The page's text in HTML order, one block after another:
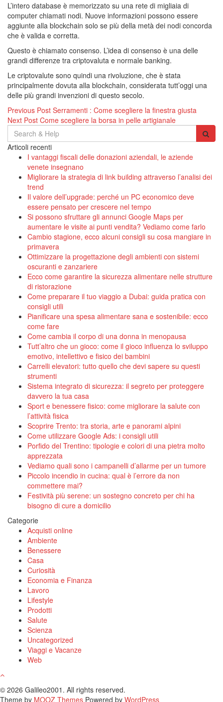
L’intero database è memorizzato su una rete di migliaia di
computer chiamati nodi. Nuove informazioni possono essere
aggiunte alla blockchain solo se più della metà dei nodi concorda
che è valida e corretta.
Questo è chiamato consenso. L’idea di consenso è una delle
grandi differenze tra criptovaluta e normale banking.
Le criptovalute sono quindi una rivoluzione, che è stata
principalmente dovuta alla blockchain, considerata tutt’oggi una
delle più grandi invenzioni di questo secolo.
Navigazione
articoli
Previous Post Serramenti : Come scegliere la finestra giusta
Next Post Come scegliere la borsa in pelle artigianale
Search
for:
Articoli recenti
I vantaggi fiscali delle donazioni aziendali, le aziende
venete insegnano
Migliorare la strategia di link building attraverso l’analisi dei
trend
Il valore dell’upgrade: perché un PC economico deve
essere pensato per crescere nel tempo
Si possono sfruttare gli annunci Google Maps per
aumentare le visite ai punti vendita? Vediamo come farlo
Cambio stagione, ecco alcuni consigli su cosa mangiare in
primavera
Ottimizzare la progettazione degli ambienti con sistemi
oscuranti e zanzariere
Ecco come garantire la sicurezza alimentare nelle strutture
di ristorazione
Come preparare il tuo viaggio a Dubai: guida pratica con
consigli utili
Pianificare una spesa alimentare sana e sostenibile: ecco
come fare
Come cambia il corpo di una donna in menopausa
Tutt’altro che un gioco: come il gioco influenza lo sviluppo
emotivo, intellettivo e fisico dei bambini
Carrelli elevatori: tutto quello che devi sapere su questi
strumenti
Sistema integrato di sicurezza: il segreto per proteggere
davvero la tua casa
Sport e benessere fisico: come migliorare la salute con
l’attività fisica
Scoprire Trento: tra storia, arte e panorami alpini
Come utilizzare Google Ads: i consigli utili
Porfido del Trentino: tipologie e colori di una pietra molto
apprezzata
Vediamo quali sono i campanelli d’allarme per un tumore
Piccolo incendio in cucina: qual è l’errore da non
commettere mai?
Festività più serene: un sostegno concreto per chi ha
bisogno di cure a domicilio
Categorie
Acquisti online
Ambiente
Benessere
Casa
Curiosità
Economia e Finanza
Lavoro
Lifestyle
Prodotti
Salute
Scienza
Uncategorized
Viaggi e Vacanze
Web
© 2026 Galileo2001. All rights reserved.
Theme by MOOZ Themes Powered by WordPress